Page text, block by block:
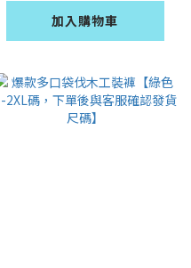
發貨尺碼】
加入購物車